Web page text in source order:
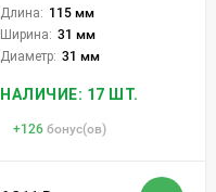
Длина: 115 мм
Ширина: 31 мм
Диаметр: 31 мм
НАЛИЧИЕ: 17 ШТ.
+126 бонус(ов)